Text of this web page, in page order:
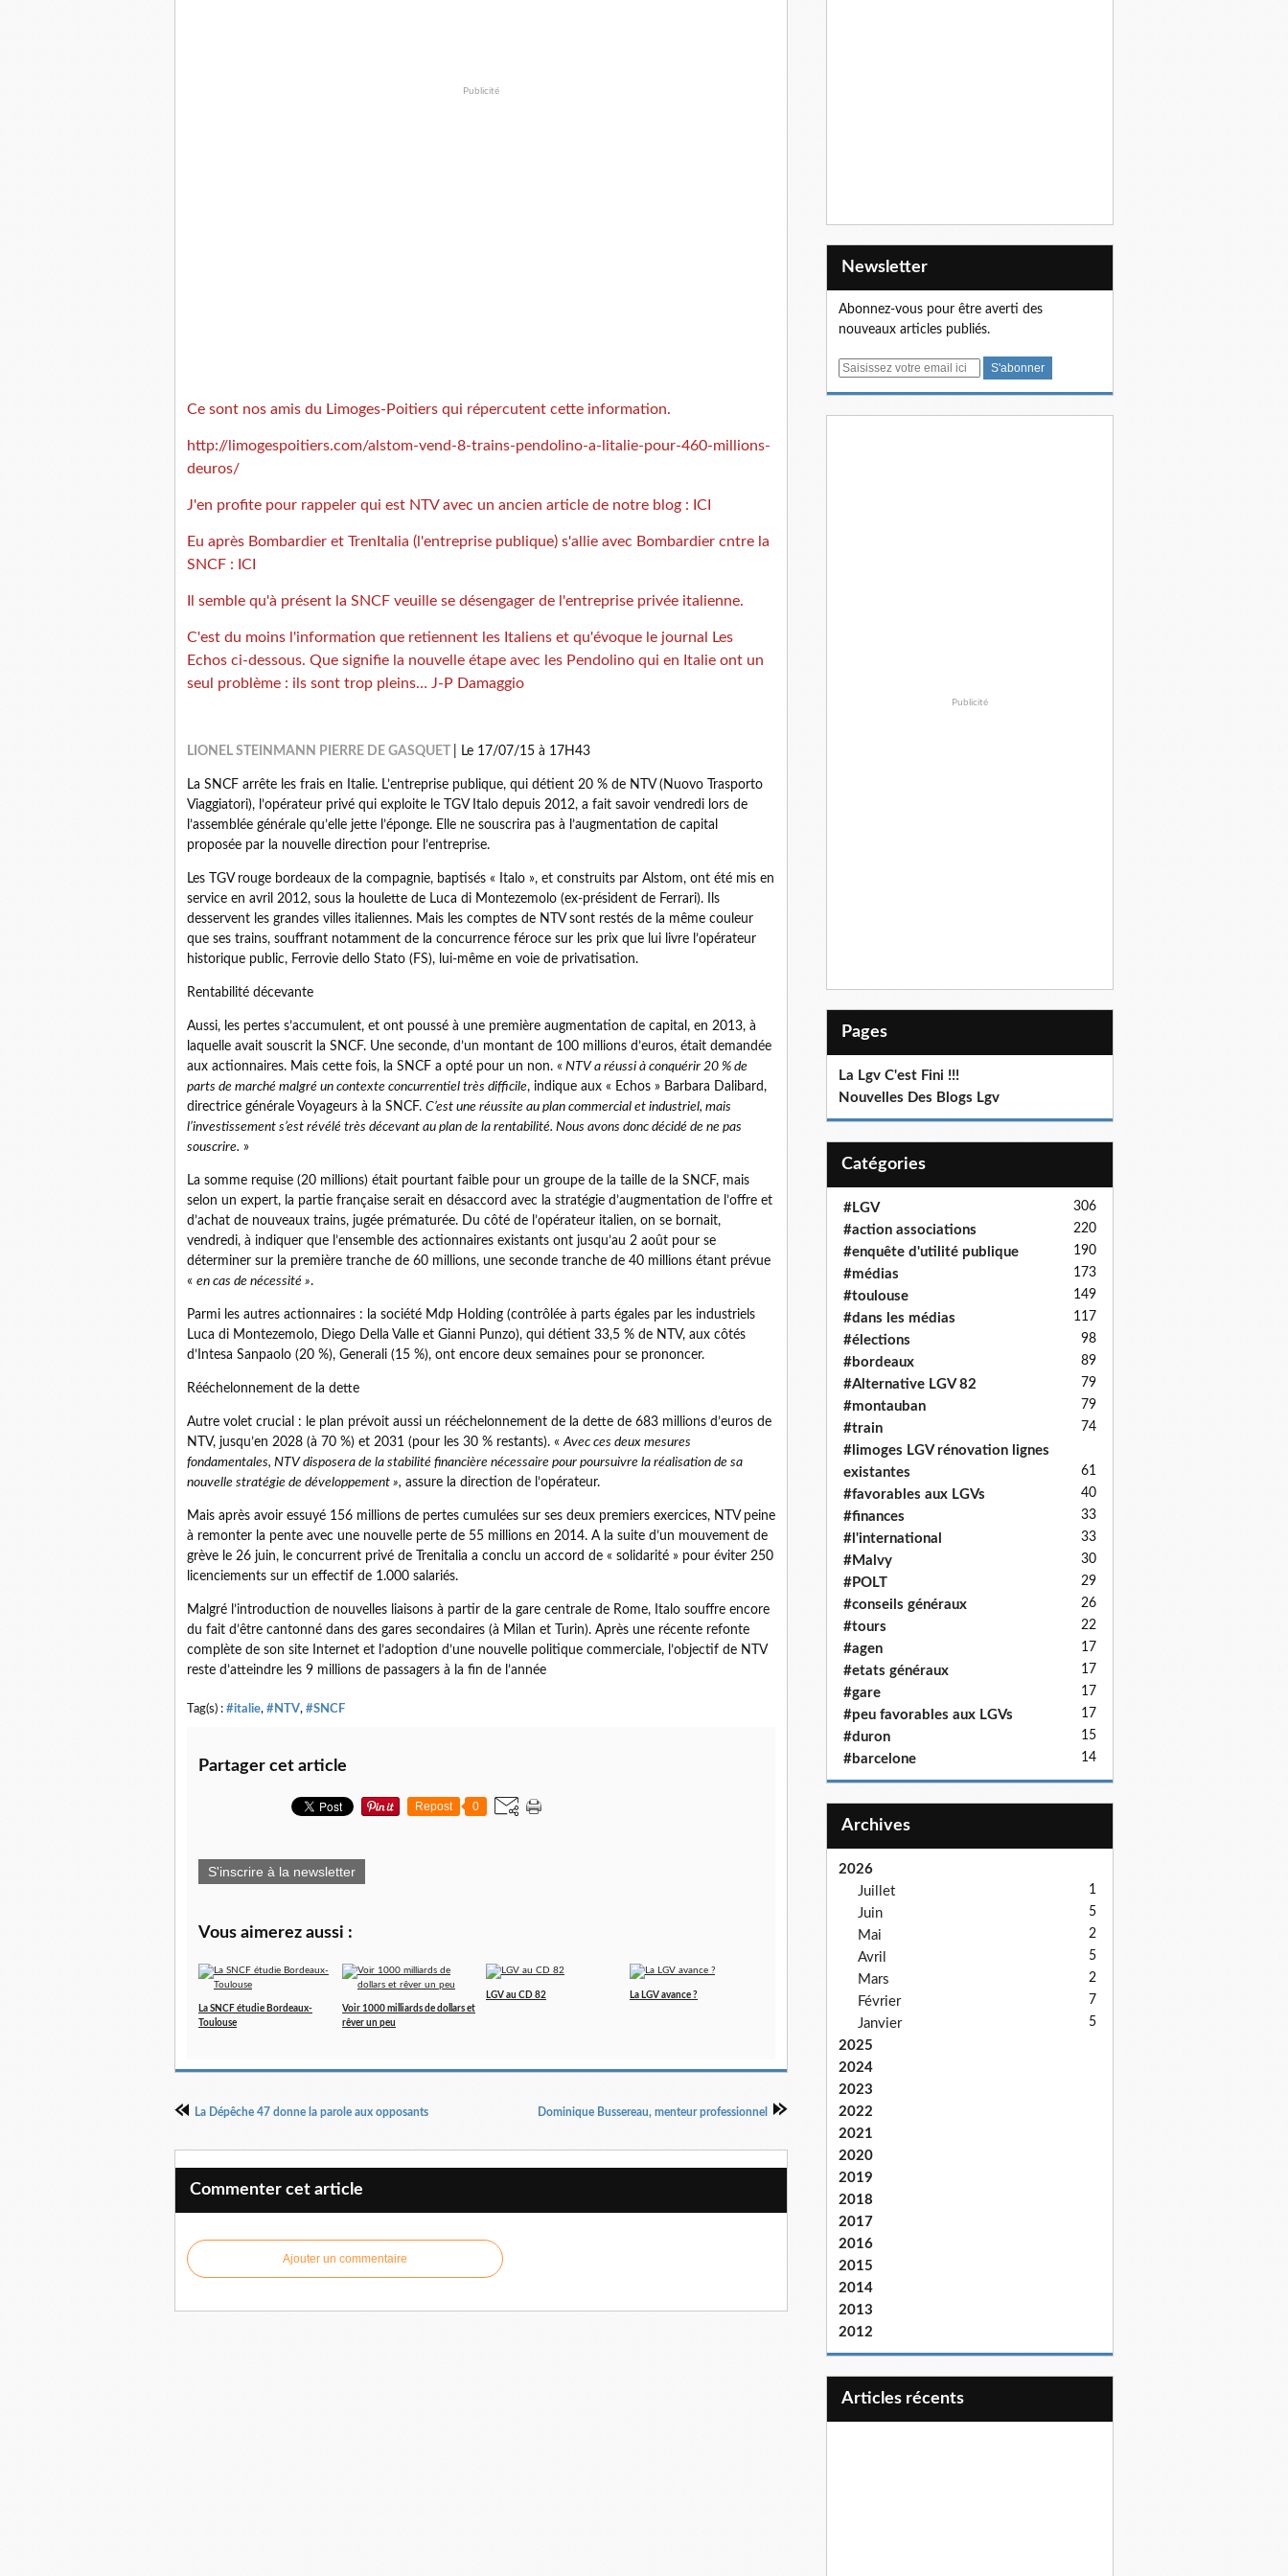
Publicité
Ce sont nos amis du Limoges-Poitiers qui répercutent cette information.
http://limogespoitiers.com/alstom-vend-8-trains-pendolino-a-litalie-pour-460-millions-
deuros/
J'en profite pour rappeler qui est NTV avec un ancien article de notre blog : ICI
Eu après Bombardier et TrenItalia (l'entreprise publique) s'allie avec Bombardier cntre la
SNCF : ICI
Il semble qu'à présent la SNCF veuille se désengager de l'entreprise privée italienne.
C'est du moins l'information que retiennent les Italiens et qu'évoque le journal Les
Echos ci-dessous. Que signifie la nouvelle étape avec les Pendolino qui en Italie ont un
seul problème : ils sont trop pleins… J-P Damaggio
LIONEL STEINMANN PIERRE DE GASQUET | Le 17/07/15 à 17H43
La SNCF arrête les frais en Italie. L’entreprise publique, qui détient 20 % de NTV (Nuovo Trasporto
Viaggiatori), l’opérateur privé qui exploite le TGV Italo depuis 2012, a fait savoir vendredi lors de
l’assemblée générale qu’elle jette l’éponge. Elle ne souscrira pas à l’augmentation de capital
proposée par la nouvelle direction pour l’entreprise.
Les TGV rouge bordeaux de la compagnie, baptisés « Italo », et construits par Alstom, ont été mis en
service en avril 2012, sous la houlette de Luca di Montezemolo (ex-président de Ferrari). Ils
desservent les grandes villes italiennes. Mais les comptes de NTV sont restés de la même couleur
que ses trains, souffrant notamment de la concurrence féroce sur les prix que lui livre l’opérateur
historique public, Ferrovie dello Stato (FS), lui-même en voie de privatisation.
Rentabilité décevante
Aussi, les pertes s’accumulent, et ont poussé à une première augmentation de capital, en 2013, à
laquelle avait souscrit la SNCF. Une seconde, d’un montant de 100 millions d’euros, était demandée
aux actionnaires. Mais cette fois, la SNCF a opté pour un non. « NTV a réussi à conquérir 20 % de
parts de marché malgré un contexte concurrentiel très difficile, indique aux « Echos » Barbara Dalibard,
directrice générale Voyageurs à la SNCF. C’est une réussite au plan commercial et industriel, mais
l’investissement s’est révélé très décevant au plan de la rentabilité. Nous avons donc décidé de ne pas
souscrire. »
La somme requise (20 millions) était pourtant faible pour un groupe de la taille de la SNCF, mais
selon un expert, la partie française serait en désaccord avec la stratégie d’augmentation de l’offre et
d’achat de nouveaux trains, jugée prématurée. Du côté de l’opérateur italien, on se bornait,
vendredi, à indiquer que l’ensemble des actionnaires existants ont jusqu’au 2 août pour se
déterminer sur la première tranche de 60 millions, une seconde tranche de 40 millions étant prévue
« en cas de nécessité ».
Parmi les autres actionnaires : la société Mdp Holding (contrôlée à parts égales par les industriels
Luca di Montezemolo, Diego Della Valle et Gianni Punzo), qui détient 33,5 % de NTV, aux côtés
d’Intesa Sanpaolo (20 %), Generali (15 %), ont encore deux semaines pour se prononcer.
Rééchelonnement de la dette
Autre volet crucial : le plan prévoit aussi un rééchelonnement de la dette de 683 millions d’euros de
NTV, jusqu’en 2028 (à 70 %) et 2031 (pour les 30 % restants). «Avec ces deux mesures
fondamentales, NTV disposera de la stabilité financière nécessaire pour poursuivre la réalisation de sa
nouvelle stratégie de développement », assure la direction de l’opérateur.
Mais après avoir essuyé 156 millions de pertes cumulées sur ses deux premiers exercices, NTV peine
à remonter la pente avec une nouvelle perte de 55 millions en 2014. A la suite d’un mouvement de
grève le 26 juin, le concurrent privé de Trenitalia a conclu un accord de « solidarité » pour éviter 250
licenciements sur un effectif de 1.000 salariés.
Malgré l’introduction de nouvelles liaisons à partir de la gare centrale de Rome, Italo souffre encore
du fait d’être cantonné dans des gares secondaires (à Milan et Turin). Après une récente refonte
complète de son site Internet et l’adoption d’une nouvelle politique commerciale, l’objectif de NTV
reste d’atteindre les 9 millions de passagers à la fin de l’année
Tag(s) : #italie, #NTV, #SNCF
Partager cet article
Repost 0
S'inscrire à la newsletter
Vous aimerez aussi :
La SNCF étudie Bordeaux-
Toulouse
Voir 1000 milliards de dollars et
rêver un peu
LGV au CD 82 La LGV avance ?
La Dépêche 47 donne la parole aux opposants Dominique Bussereau, menteur professionnel
Commenter cet article
Ajouter un commentaire
Newsletter
Abonnez-vous pour être averti des
nouveaux articles publiés.
E
Publicité
Pages
La Lgv C'est Fini !!!
Nouvelles Des Blogs Lgv
Catégories
#LGV 306
#action associations 220
#enquête d'utilité publique 190
#médias 173
#toulouse 149
#dans les médias 117
#élections 98
#bordeaux 89
#Alternative LGV 82 79
#montauban 79
#train 74
#limoges LGV rénovation lignes
existantes
61
#favorables aux LGVs 40
#finances 33
#l'international 33
#Malvy 30
#POLT 29
#conseils généraux 26
#tours 22
#agen 17
#etats généraux 17
#gare 17
#peu favorables aux LGVs 17
#duron 15
#barcelone 14
Archives
2026
Juillet
1
Juin 5
Mai 2
Avril 5
Mars 2
Février 7
Janvier 5
2025
2024
2023
2022
2021
2020
2019
2018
2017
2016
2015
2014
2013
2012
articles récents